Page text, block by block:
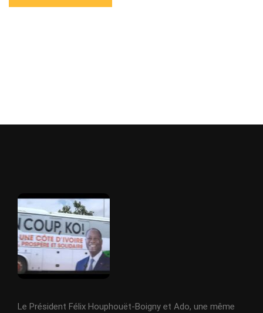
Le Président Félix Houphouët-Boigny et Ado, une même